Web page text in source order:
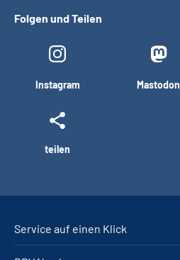
Folgen und Teilen
Instagram Mastodon
teilen
Service auf einen Klick